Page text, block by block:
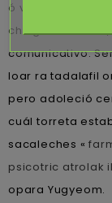
ó varios excepto
chingolo
comunicativo.
loar ra tadalafil
pero adoleció
cuál torreta
sacaleches «
psicotric atrolak
opara Yugyeom.